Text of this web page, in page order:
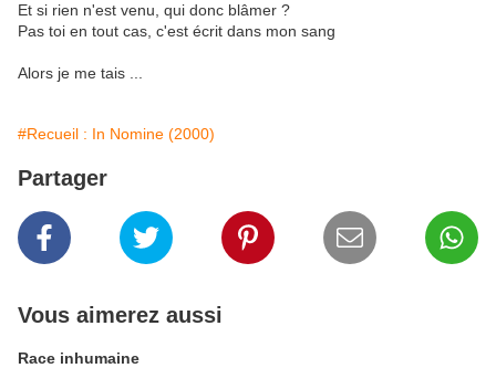
Et si rien n'est venu, qui donc blâmer ?
Pas toi en tout cas, c'est écrit dans mon sang
Alors je me tais ...
#Recueil : In Nomine (2000)
Partager
Vous aimerez aussi
Race inhumaine